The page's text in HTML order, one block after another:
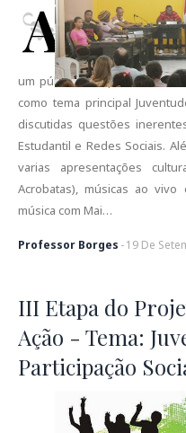
A
III e última
aconteceu na
Vereadores de
um público de
como tema principal
discutidas questões
Estudantil e Redes Sociais.
varias apresentações
Acrobatas), músicas ao vivo
música com Mai…
Professor Borges -19 De
III Etapa do
Ação - Tema:
Participação